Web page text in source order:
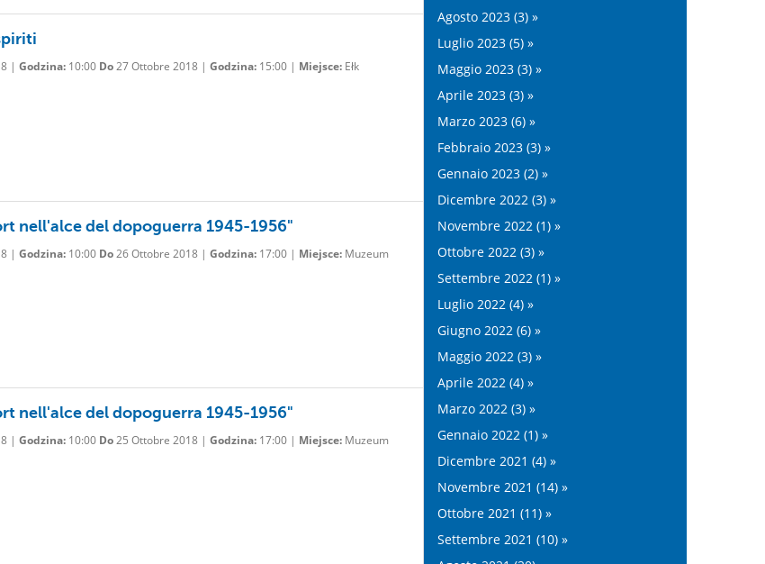
| Godzina:10:00 Do27 Ottobre 2018 | Godzina:15:00 | Miejsce:Ełk
nell'alce del dopoguerra 1945-1956"
| Godzina:10:00 Do26 Ottobre 2018 | Godzina:17:00 | Miejsce:Muzeum
nell'alce del dopoguerra 1945-1956"
| Godzina:10:00 Do25 Ottobre 2018 | Godzina:17:00 | Miejsce:Muzeum
Agosto 2023 (3) »
Luglio 2023 (5) »
Maggio 2023 (3) »
Aprile 2023 (3) »
Marzo 2023 (6) »
Febbraio 2023 (3) »
Gennaio 2023 (2) »
Dicembre 2022 (3) »
Novembre 2022 (1) »
Ottobre 2022 (3) »
Settembre 2022 (1) »
Luglio 2022 (4) »
Giugno 2022 (6) »
Maggio 2022 (3) »
Aprile 2022 (4) »
Marzo 2022 (3) »
Gennaio 2022 (1) »
Dicembre 2021 (4) »
Novembre 2021 (14) »
Ottobre 2021 (11) »
Settembre 2021 (10) »